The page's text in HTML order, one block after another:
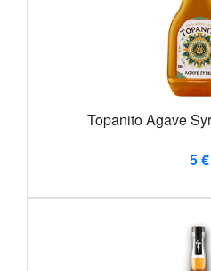
Topanito Agave
5 €